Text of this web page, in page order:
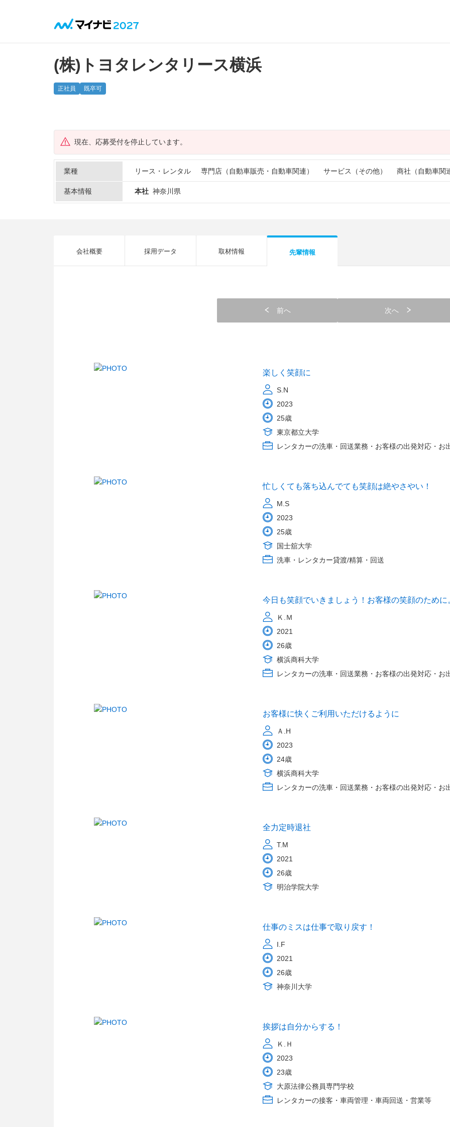
(株)トヨタレンタリース横浜
正社員 既卒可
現在、応募受付を停止しています。
業種 リース・レンタル 専門店（自動車販売・自動車関連） サービス（その他） 商社（自動車関
基本情報 本社 神奈川県
会社概要 採用データ 取材情報 先輩情報
前へ 次へ
楽しく笑顔に
S.N
2023
25歳
東京都立大学
レンタカーの洗車・回送業務・お客様の出発対応・お
忙しくても落ち込んでても笑顔は絶やさやい！
M.S
2023
25歳
国士舘大学
洗車・レンタカー貸渡/精算・回送
今日も笑顔でいきましょう！お客様の笑顔のために
Ｋ.Ｍ
2021
26歳
横浜商科大学
レンタカーの洗車・回送業務・お客様の出発対応・お
お客様に快くご利用いただけるように
Ａ.H
2023
24歳
横浜商科大学
レンタカーの洗車・回送業務・お客様の出発対応・お
全力定時退社
T.M
2021
26歳
明治学院大学
仕事のミスは仕事で取り戻す！
I.F
2021
26歳
神奈川大学
挨拶は自分からする！
Ｋ.Ｈ
2023
23歳
大原法律公務員専門学校
レンタカーの接客・車両管理・車両回送・営業等